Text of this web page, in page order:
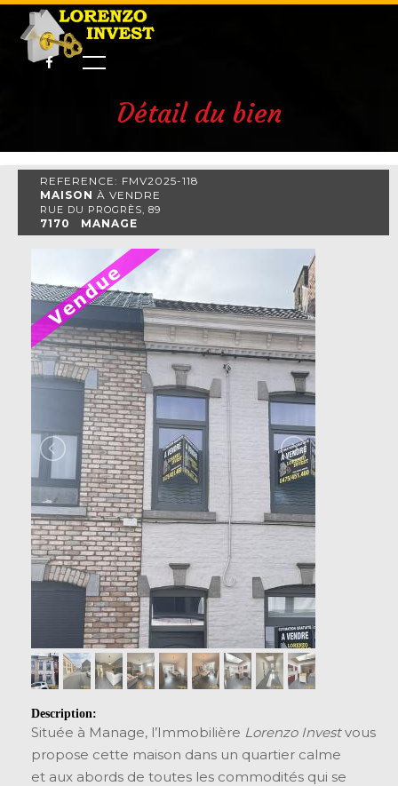
Détail du bien
REFERENCE: FMV2025-118
MAISON À VENDRE
RUE DU PROGRÈS, 89
7170 MANAGE
Description:
Située à Manage, l’Immobilière Lorenzo Investvous
propose cette maison dans un quartier calme
et aux abords de toutes les commodités qui se